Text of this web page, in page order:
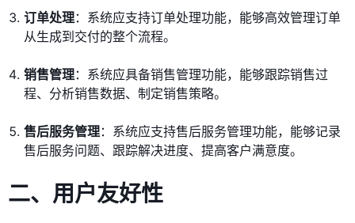
订单处理：系统应支持订单处理功能，能够高效管理订单
从生成到交付的整个流程。
销售管理：系统应具备销售管理功能，能够跟踪销售过
程、分析销售数据、制定销售策略。
售后服务管理：系统应支持售后服务管理功能，能够记录
售后服务问题、跟踪解决进度、提高客户满意度。
二、用户友好性